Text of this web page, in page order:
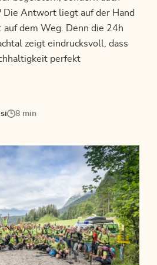
Die Antwort liegt auf der Hand
auf dem Weg. Denn die 24h
zeigt eindrucksvoll, dass
perfekt
8 min